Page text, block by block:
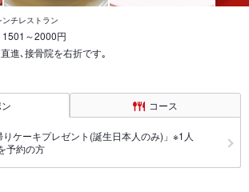
チレストラン
1501～2000円
進､接骨院を右折です｡
コース
ケーキプレゼント(誕生日本人のみ)」※1人
予約の方